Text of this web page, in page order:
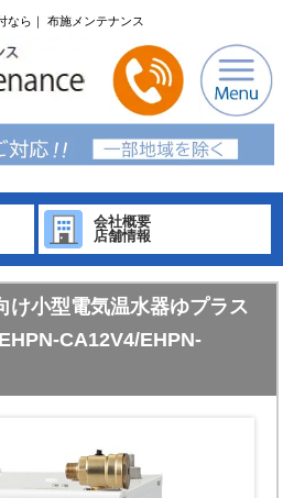
なら｜ 布施メンテナンス
会社概要
店舗情報
け小型電気温水器ゆプラス
CA12V4/EHPN-